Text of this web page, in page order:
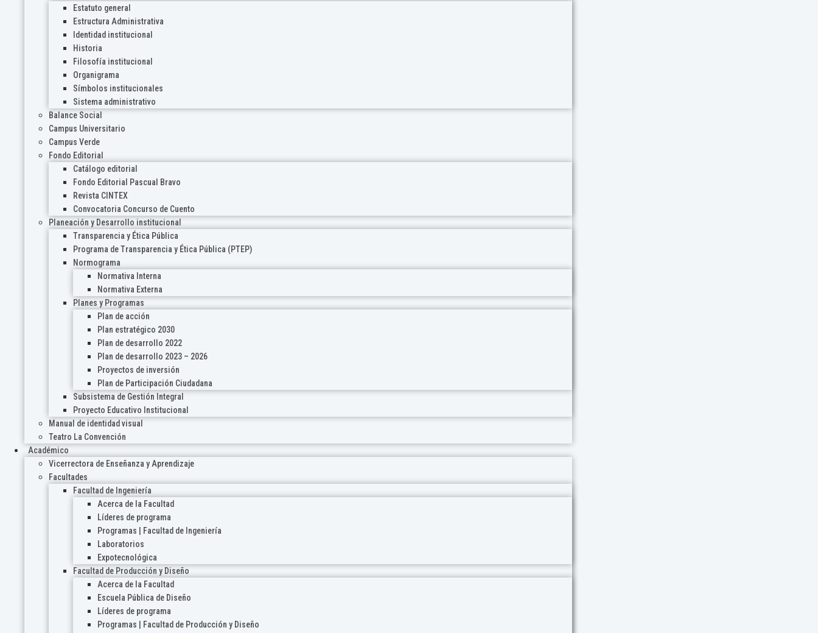
Estatuto general
Estructura Administrativa
Identidad institucional
Historia
Filosofía institucional
Organigrama
Símbolos institucionales
Sistema administrativo
Balance Social
Campus Universitario
Campus Verde
Fondo Editorial
Catálogo editorial
Fondo Editorial Pascual Bravo
Revista CINTEX
Convocatoria Concurso de Cuento
Planeación y Desarrollo institucional
Transparencia y Ética Pública
Programa de Transparencia y Ética Pública (PTEP)
Normograma
Normativa Interna
Normativa Externa
Planes y Programas
Plan de acción
Plan estratégico 2030
Plan de desarrollo 2022
Plan de desarrollo 2023 – 2026
Proyectos de inversión
Plan de Participación Ciudadana
Subsistema de Gestión Integral
Proyecto Educativo Institucional
Manual de identidad visual
Teatro La Convención
Académico
Vicerrectora de Enseñanza y Aprendizaje
Facultades
Facultad de Ingeniería
Acerca de la Facultad
Líderes de programa
Programas | Facultad de Ingeniería
Laboratorios
Expotecnológica
Facultad de Producción y Diseño
Acerca de la Facultad
Escuela Pública de Diseño
Líderes de programa
Programas | Facultad de Producción y Diseño